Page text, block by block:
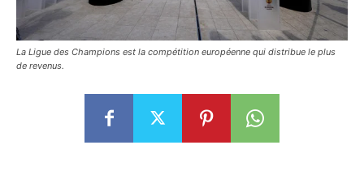
La Ligue des Champions est la compétition européenne qui distribue le plus
de revenus.